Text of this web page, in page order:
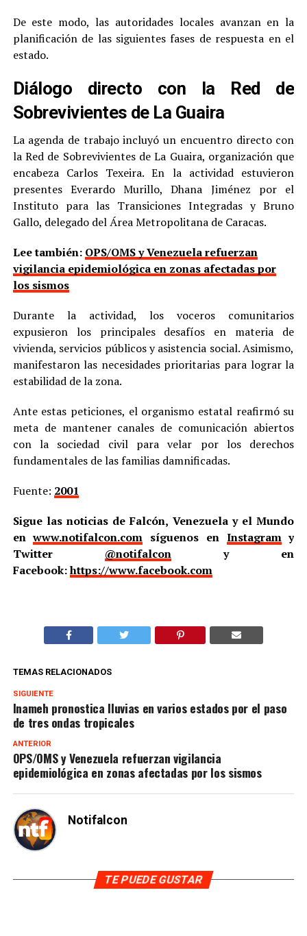
De este modo, las autoridades locales avanzan en la
planificación de las siguientes fases de respuesta en el
estado.
Diálogo directo con la Red de
Sobrevivientes de La Guaira
La agenda de trabajo incluyó un encuentro directo con
la Red de Sobrevivientes de La Guaira, organización que
encabeza Carlos Texeira. En la actividad estuvieron
presentes Everardo Murillo, Dhana Jiménez por el
Instituto para las Transiciones Integradas y Bruno
Gallo, delegado del Área Metropolitana de Caracas.
Lee también: OPS/OMS y Venezuela refuerzan
vigilancia epidemiológica en zonas afectadas por
los sismos
Durante la actividad, los voceros comunitarios
expusieron los principales desafíos en materia de
vivienda, servicios públicos y asistencia social. Asimismo,
manifestaron las necesidades prioritarias para lograr la
estabilidad de la zona.
Ante estas peticiones, el organismo estatal reafirmó su
meta de mantener canales de comunicación abiertos
con la sociedad civil para velar por los derechos
fundamentales de las familias damnificadas.
Fuente: 2001
Sigue las noticias de Falcón, Venezuela y el Mundo
enwww.notifalcon.com síguenos en Instagramy
Twitter @notifalcony en
Facebook:https://www.facebook.com
TEMAS RELACIONADOS
SIGUIENTE
Inameh pronostica lluvias en varios estados por el paso
de tres ondas tropicales
ANTERIOR
OPS/OMS y Venezuela refuerzan vigilancia
epidemiológica en zonas afectadas por los sismos
Notifalcon
TE PUEDE GUSTAR